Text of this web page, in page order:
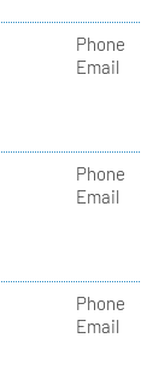
Phone
Email
Phone
Email
Phone
Email